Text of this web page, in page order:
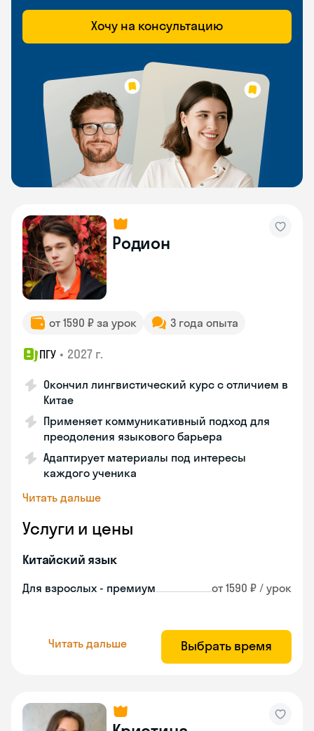
Хочу на консультацию
Родион
от 1590 ₽ за урок 3 года опыта
ПГУ • 2027 г.
Окончил лингвистический курс с отличием в
Китае
Применяет коммуникативный подход для
преодоления языкового барьера
Адаптирует материалы под интересы
каждого ученика
Читать дальше
Услуги и цены
Китайский язык
Для взрослых - премиум от 1590 ₽ / урок
Читать дальше Выбрать время